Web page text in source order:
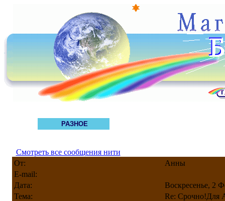
РАЗНОЕ
Смотреть все сообщения нити
От:
Анны
E-mail:
Дата:
Воскресенье, 2
Тема:
Re: Срочно!Для